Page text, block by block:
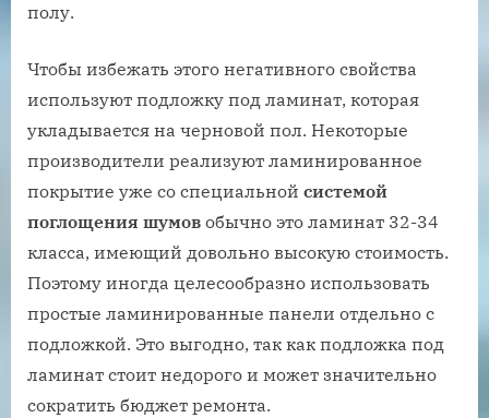
полу.
Чтобы избежать этого негативного свойства
используют подложку под ламинат, которая
укладывается на черновой пол. Некоторые
производители реализуют ламинированное
покрытие уже со специальной системой
поглощения шумов обычно это ламинат 32-34
класса, имеющий довольно высокую стоимость.
Поэтому иногда целесообразно использовать
простые ламинированные панели отдельно с
подложкой. Это выгодно, так как подложка под
ламинат стоит недорого и может значительно
сократить бюджет ремонта.